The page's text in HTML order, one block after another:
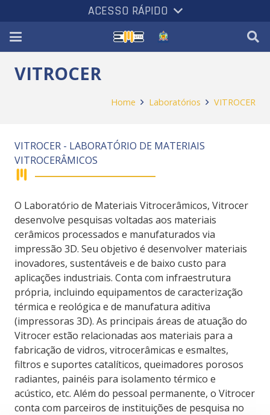
ACESSO RÁPIDO
VITROCER
Home Laboratórios VITROCER
VITROCER - LABORATÓRIO DE MATERIAIS
VITROCERÂMICOS
O Laboratório de Materiais Vitrocerâmicos, Vitrocer
desenvolve pesquisas voltadas aos materiais
cerâmicos processados e manufaturados via
impressão 3D. Seu objetivo é desenvolver materiais
inovadores, sustentáveis e de baixo custo para
aplicações industriais. Conta com infraestrutura
própria, incluindo equipamentos de caracterização
térmica e reológica e de manufatura aditiva
(impressoras 3D). As principais áreas de atuação do
Vitrocer estão relacionadas aos materiais para a
fabricação de vidros, vitrocerâmicas e esmaltes,
filtros e suportes catalíticos, queimadores porosos
radiantes, painéis para isolamento térmico e
acústico, etc. Além do pessoal permanente, o Vitrocer
conta com parceiros de instituições de pesquisa no